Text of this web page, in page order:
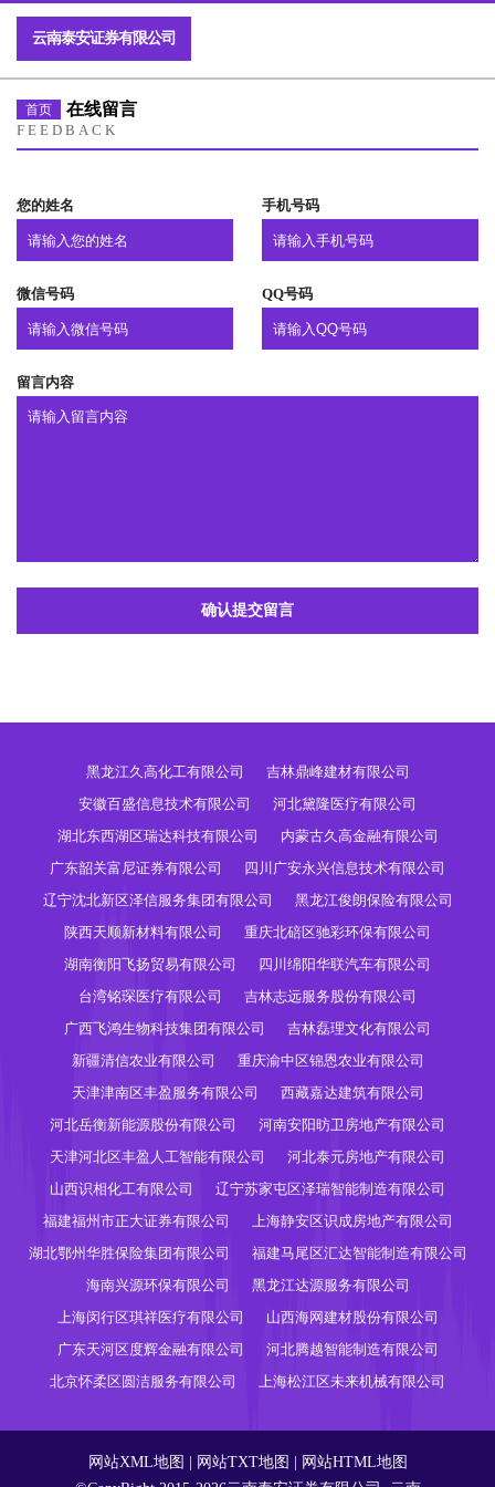
云南泰安证券有限公司
首页 在线留言
FEEDBACK
您的姓名 手机号码
微信号码 QQ号码
留言内容
确认提交留言
黑龙江久高化工有限公司
吉林鼎峰建材有限公司
安徽百盛信息技术有限公司
河北黛隆医疗有限公司
湖北东西湖区瑞达科技有限公司
内蒙古久高金融有限公司
广东韶关富尼证券有限公司
四川广安永兴信息技术有限公司
辽宁沈北新区泽信服务集团有限公司
黑龙江俊朗保险有限公司
陕西天顺新材料有限公司
重庆北碚区驰彩环保有限公司
湖南衡阳飞扬贸易有限公司
四川绵阳华联汽车有限公司
台湾铭琛医疗有限公司
吉林志远服务股份有限公司
广西飞鸿生物科技集团有限公司
吉林磊理文化有限公司
新疆清信农业有限公司
重庆渝中区锦恩农业有限公司
天津津南区丰盈服务有限公司
西藏嘉达建筑有限公司
河北岳衡新能源股份有限公司
河南安阳昉卫房地产有限公司
天津河北区丰盈人工智能有限公司
河北泰元房地产有限公司
山西识相化工有限公司
辽宁苏家屯区泽瑞智能制造有限公司
福建福州市正大证券有限公司
上海静安区识成房地产有限公司
湖北鄂州华胜保险集团有限公司
福建马尾区汇达智能制造有限公司
海南兴源环保有限公司
黑龙江达源服务有限公司
上海闵行区琪祥医疗有限公司
山西海网建材股份有限公司
广东天河区度辉金融有限公司
河北腾越智能制造有限公司
北京怀柔区圆洁服务有限公司
上海松江区未来机械有限公司
网站XML地图 网站TXT地图
网站HTML地图